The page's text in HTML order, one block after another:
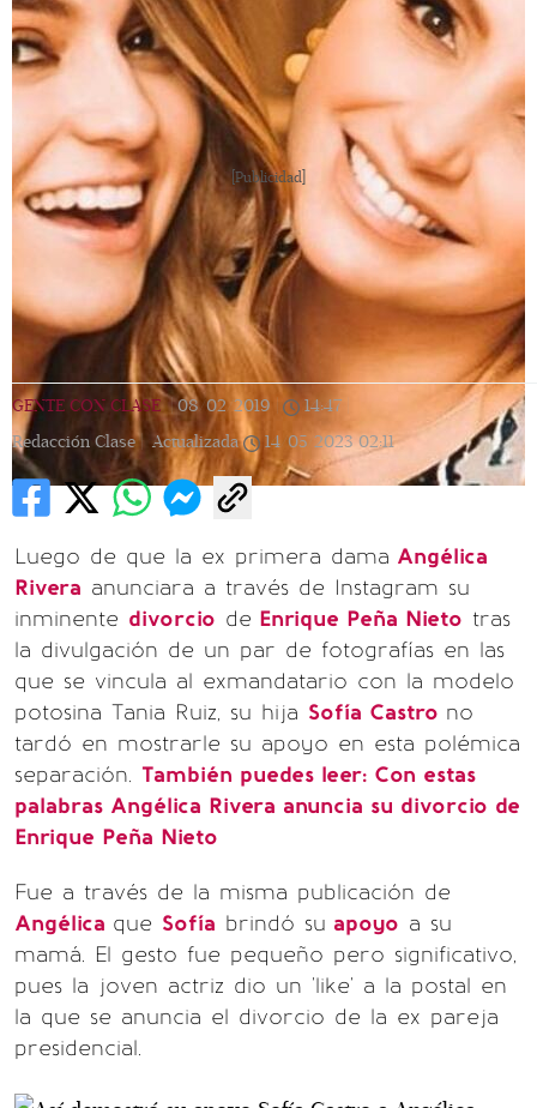
[Publicidad]
GENTE CON CLASE | 08/02/2019 14:47
Redacción Clase | Actualizada 14/05/2023 02:11
Luego de que la ex primera dama Angélica
Rivera anunciara a través de Instagram su
inminente divorcio de Enrique Peña Nieto tras
la divulgación de un par de fotografías en las
que se vincula al exmandatario con la modelo
potosina Tania Ruiz, su hija Sofía Castro no
tardó en mostrarle su apoyo en esta polémica
separación. También puedes leer: Con estas
palabras Angélica Rivera anuncia su divorcio de
Enrique Peña Nieto
Fue a través de la misma publicación de
Angélica que Sofía brindó su apoyo a su
mamá. El gesto fue pequeño pero significativo,
pues la joven actriz dio un 'like' a la postal en
la que se anuncia el divorcio de la ex pareja
presidencial.